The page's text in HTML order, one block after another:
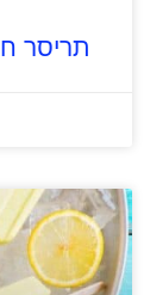
תריסר